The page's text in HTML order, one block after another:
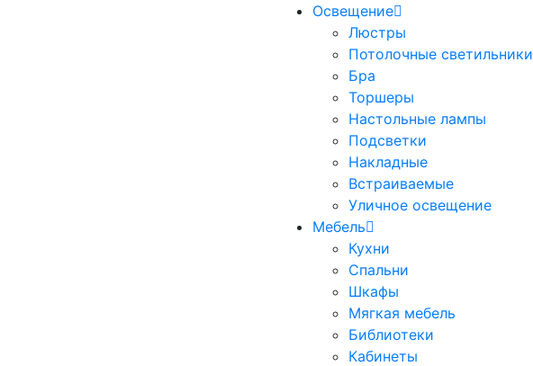
Освещение
Люстры
Потолочные светильники
Бра
Торшеры
Настольные лампы
Подсветки
Накладные
Встраиваемые
Уличное освещение
Мебель
Кухни
Спальни
Шкафы
Мягкая мебель
Библиотеки
Кабинеты